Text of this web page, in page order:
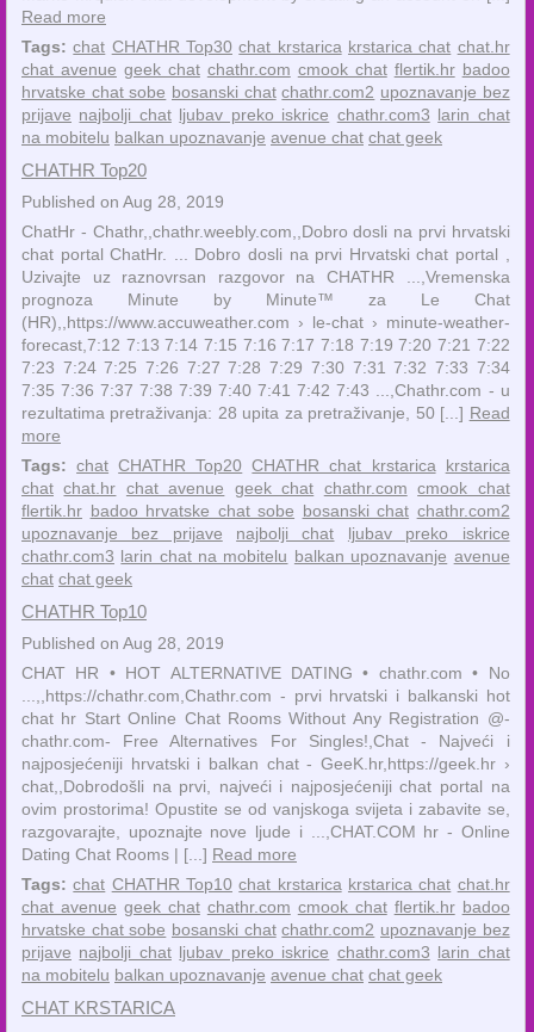
Read more
Tags: chat CHATHR Top30 chat krstarica krstarica chat chat.hr
chat avenue geek chat chathr.com cmook chat flertik.hr badoo
hrvatske chat sobe bosanski chat chathr.com2 upoznavanje bez
prijave najbolji chat ljubav preko iskrice chathr.com3 larin chat
na mobitelu balkan upoznavanje avenue chat chat geek
CHATHR Top20
Published on Aug 28, 2019
ChatHr - Chathr,,chathr.weebly.com,,Dobro dosli na prvi hrvatski
chat portal ChatHr. ... Dobro dosli na prvi Hrvatski chat portal ,
Uzivajte uz raznovrsan razgovor na CHATHR ...,Vremenska
prognoza Minute by Minute™ za Le Chat
(HR),,https://www.accuweather.com › le-chat › minute-weather-
forecast,7:12 7:13 7:14 7:15 7:16 7:17 7:18 7:19 7:20 7:21 7:22
7:23 7:24 7:25 7:26 7:27 7:28 7:29 7:30 7:31 7:32 7:33 7:34
7:35 7:36 7:37 7:38 7:39 7:40 7:41 7:42 7:43 ...,Chathr.com - u
rezultatima pretraživanja: 28 upita za pretraživanje, 50 [...] Read
more
Tags: chat CHATHR Top20 CHATHR chat krstarica
krstarica
chat chat.hr chat avenue geek chat chathr.com cmook chat
flertik.hr badoo hrvatske chat sobe bosanski chat chathr.com2
upoznavanje bez prijave
najbolji chat
ljubav preko iskrice
chathr.com3 larin chat na mobitelu balkan upoznavanje avenue
chat chat geek
CHATHR Top10
Published on Aug 28, 2019
CHAT HR • HOT ALTERNATIVE DATING • chathr.com • No
...,,https://chathr.com,Chathr.com - prvi hrvatski i balkanski hot
chat hr Start Online Chat Rooms Without Any Registration @-
chathr.com- Free Alternatives For Singles!,Chat - Najveći i
najposjećeniji hrvatski i balkan chat - GeeK.hr,https://geek.hr ›
chat,,Dobrodošli na prvi, najveći i najposjećeniji chat portal na
ovim prostorima! Opustite se od vanjskoga svijeta i zabavite se,
razgovarajte, upoznajte nove ljude i ...,CHAT.COM hr - Online
Dating Chat Rooms | [...] Read more
Tags: chat CHATHR Top10 chat krstarica krstarica chat chat.hr
chat avenue geek chat chathr.com cmook chat flertik.hr badoo
hrvatske chat sobe bosanski chat chathr.com2 upoznavanje bez
prijave najbolji chat ljubav preko iskrice chathr.com3 larin chat
na mobitelu balkan upoznavanje avenue chat chat geek
CHAT KRSTARICA